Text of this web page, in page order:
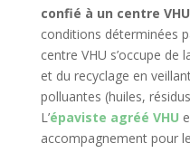
confié à un centre
conditions déterminées
centre VHU s’occupe
et du recyclage en
polluantes (huiles,
L’épaviste agréé VHU
accompagnement pour